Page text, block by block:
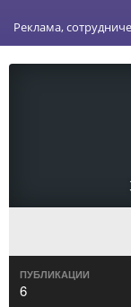
Реклама,
ПУБЛИКАЦИИ
6